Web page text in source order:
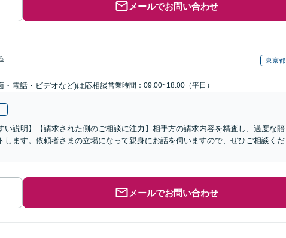
メールでお問い合わせ
東京都
・電話・ビデオなど)は応相談営業時間：09:00~18:00（平日）
い説明】【請求された側のご相談に注力】相手方の請求内容を精査し、過度な賠
します。依頼者さまの立場になって親身にお話を伺いますので、ぜひご相談くだ
メールでお問い合わせ